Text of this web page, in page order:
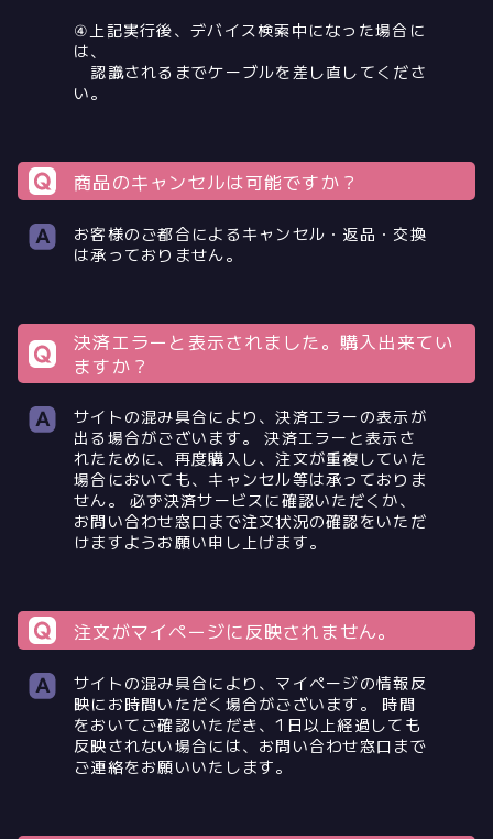
④上記実行後、デバイス検索中になった場合に
は、
認識されるまでケーブルを差し直してくださ
い。
商品のキャンセルは可能ですか？
お客様のご都合によるキャンセル・返品・交換
は承っておりません。
決済エラーと表示されました。購入出来てい
ますか？
サイトの混み具合により、決済エラーの表示が
出る場合がございます。 決済エラーと表示さ
れたために、再度購入し、注文が重複していた
場合においても、キャンセル等は承っておりま
せん。 必ず決済サービスに確認いただくか、
お問い合わせ窓口まで注文状況の確認をいただ
けますようお願い申し上げます。
注文がマイページに反映されません。
サイトの混み具合により、マイページの情報反
映にお時間いただく場合がございます。 時間
をおいてご確認いただき、1日以上経過しても
反映されない場合には、お問い合わせ窓口まで
ご連絡をお願いいたします。